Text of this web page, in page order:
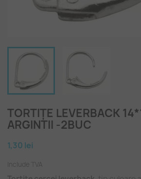
TORTIȚE LEVERBACK
ARGINTII -2BUC
1,30 lei
Include TVA